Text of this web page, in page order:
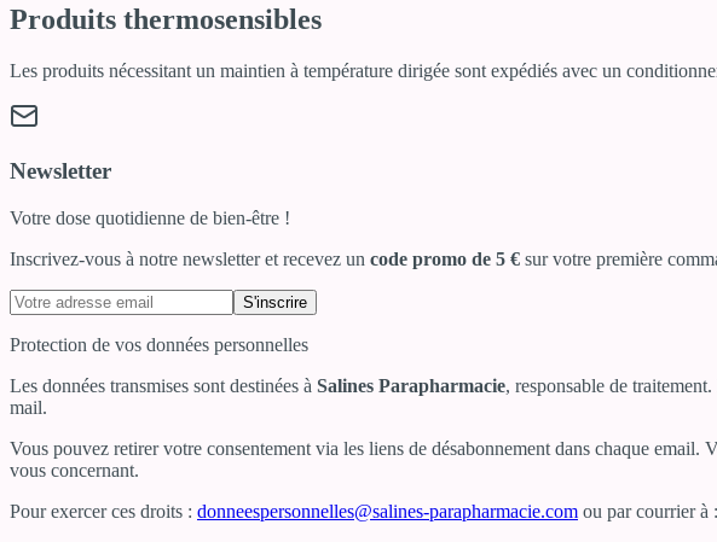
Produits thermosensibles
Les produits nécessitant un maintien à température dirigée sont expédiés avec un
Newsletter
Votre dose quotidienne de bien-être !
Inscrivez-vous à notre newsletter et recevez un code promo de 5 € sur votre première
S'inscrire
Protection de vos données personnelles
Les données transmises sont destinées à Salines Parapharmacie, responsable de
mail.
Vous pouvez retirer votre consentement via les liens de désabonnement dans chaque
vous concernant.
Pour exercer ces droits : donneespersonnelles@salines-parapharmacie.com ou par courrier à